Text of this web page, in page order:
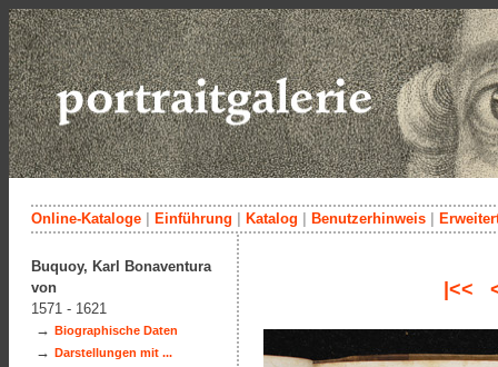
Online-Kataloge Einführung Katalog Benutzerhinweis
|<<
Buquoy, Karl Bonaventura
von
1571 - 1621
→ Biographische Daten
→ Darstellungen mit ...